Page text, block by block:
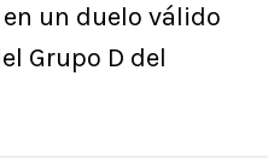
un duelo válido
Grupo D del